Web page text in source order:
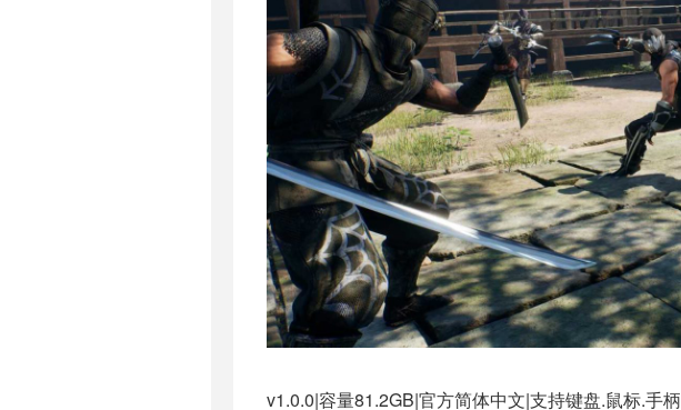
v1.0.0|容量81.2GB|官方简体中文|支持键盘.鼠标.手柄